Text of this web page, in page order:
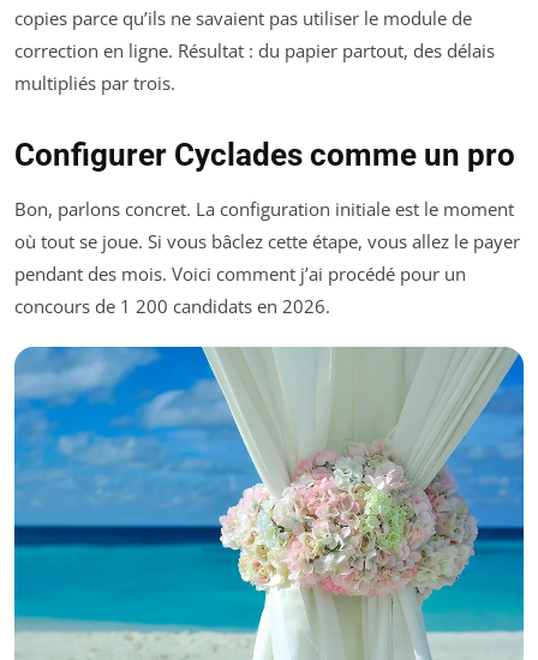
copies parce qu’ils ne savaient pas utiliser le module de
correction en ligne. Résultat : du papier partout, des délais
multipliés par trois.
Configurer Cyclades comme un pro
Bon, parlons concret. La configuration initiale est le moment
où tout se joue. Si vous bâclez cette étape, vous allez le payer
pendant des mois. Voici comment j’ai procédé pour un
concours de 1 200 candidats en 2026.